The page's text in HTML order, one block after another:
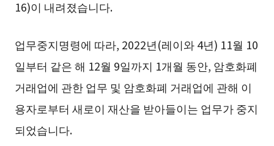
16)이 내려졌습니다.
업무중지명령에 따라, 2022년(레이와 4년) 11월 10
일부터 같은 해 12월 9일까지 1개월 동안, 암호화폐
거래업에 관한 업무 및 암호화폐 거래업에 관해 이
용자로부터 새로이 재산을 받아들이는 업무가 중지
되었습니다.